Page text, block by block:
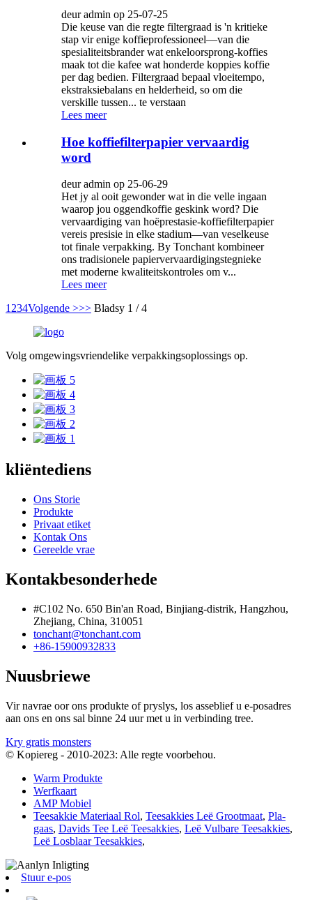
deur admin op 25-07-25
Die keuse van die regte filtergraad is 'n kritieke
stap vir enige koffieprofessioneel—van die
spesialiteitsbrander wat enkeloorsprong-koffies
maak tot die kafee wat honderde koppies koffie
per dag bedien. Filtergraad bepaal vloeitempo,
ekstraksiebalans en helderheid, so om die
verskille tussen... te verstaan
Lees meer
Hoe koffiefilterpapier vervaardig
word
deur admin op 25-06-29
Het jy al ooit gewonder wat in die velle ingaan
waarop jou oggendkoffie geskink word? Die
vervaardiging van hoëprestasie-koffiefilterpapier
vereis presisie in elke stadium—van veselkeuse
tot finale verpakking. By Tonchant kombineer
ons tradisionele papiervervaardigingstegnieke
met moderne kwaliteitskontroles om v...
Lees meer
1 234Volgende >>> Bladsy 1 / 4
Volg omgewingsvriendelike verpakkingsoplossings op.
kliëntediens
Ons Storie
Produkte
Privaat etiket
Kontak Ons
Gereelde vrae
Kontakbesonderhede
#C102 No. 650 Bin'an Road, Binjiang-distrik, Hangzhou,
Zhejiang, China, 310051
tonchant@tonchant.com
+86-15900932833
Nuusbriewe
Vir navrae oor ons produkte of pryslys, los asseblief u e-posadres
aan ons en ons sal binne 24 uur met u in verbinding tree.
Kry gratis monsters
© Kopiereg - 2010-2023: Alle regte voorbehou.
Warm Produkte
Werfkaart
AMP Mobiel
Teesakkie Materiaal Rol, Teesakkies Leë Grootmaat, Pla-
gaas, Davids Tee Leë Teesakkies, Leë Vulbare Teesakkies,
Leë Losblaar Teesakkies,
Stuur e-pos